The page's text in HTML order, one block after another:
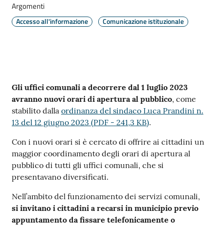
Tutti
Seguici
su
Argomenti
Accesso all'informazione Comunicazione istituzionale
Contenuto
Gli uffici comunali a decorrere dal 1 luglio 2023
avranno nuovi orari di apertura al pubblico, come
stabilito dalla ordinanza del sindaco Luca Prandini n.
13 del 12 giugno 2023 (PDF - 241,3 KB).
Con i nuovi orari si è cercato di offrire ai cittadini un
maggior coordinamento degli orari di apertura al
pubblico di tutti gli uffici comunali, che si
presentavano diversificati.
Nell’ambito del funzionamento dei servizi comunali,
si invitano i cittadini a recarsi in municipio previo
appuntamento da fissare telefonicamente o